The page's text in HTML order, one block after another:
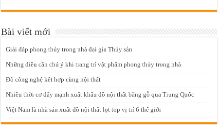
Bài viết mới
Giải đáp phong thủy trong nhà đại gia Thủy sản
Những điều cần chú ý khi trang trí vật phẩm phong thủy trong nhà
Đồ công nghệ kết hợp cùng nội thất
Nhiều thời cơ đẩy mạnh xuất khẩu đồ nội thất bằng gỗ qua Trung Quốc
Việt Nam là nhà sản xuất đồ nội thất lọt top vị trí 6 thế giới